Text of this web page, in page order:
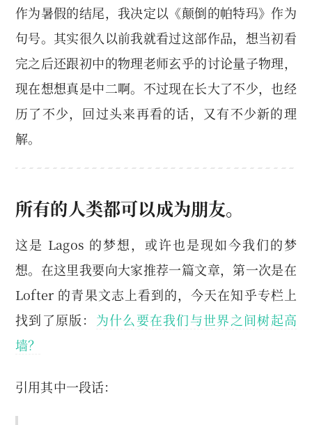
作为暑假的结尾，我决定以《颠倒的帕特玛》作为
句号。其实很久以前我就看过这部作品，想当初看
完之后还跟初中的物理老师玄乎的讨论量子物理，
现在想想真是中二啊。不过现在长大了不少，也经
历了不少，回过头来再看的话，又有不少新的理
解。
所有的人类都可以成为朋友。
这是 Lagos 的梦想，或许也是现如今我们的梦
想。在这里我要向大家推荐一篇文章，第一次是在
Lofter 的青果文志上看到的，今天在知乎专栏上
找到了原版： 为什么要在我们与世界之间树起高
墙？
引用其中一段话：